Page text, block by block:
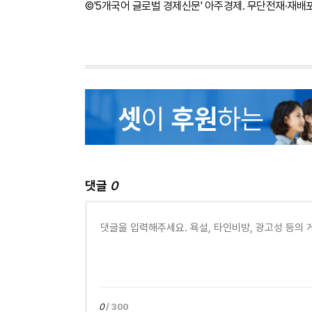
©'5개국어 글로벌 경제신문' 아주경제. 무단전재·재배
댓글 0
0/ 300